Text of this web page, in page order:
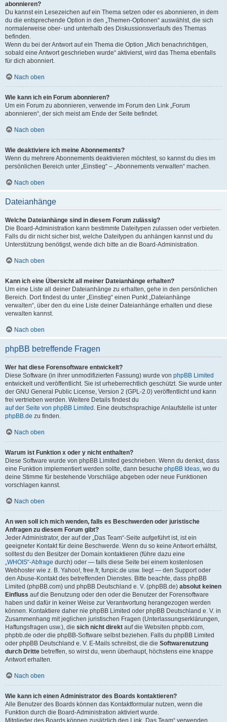
abonnieren?
Du kannst ein Lesezeichen auf ein Thema setzen oder es abonnieren, in dem
du die entsprechende Option in den „Themen-Optionen“ auswählst, die sich
normalerweise ober- und unterhalb des Diskussionsverlaufs des Themas
befinden.
Wenn du bei der Antwort auf ein Thema die Option „Mich benachrichtigen,
sobald eine Antwort geschrieben wurde“ aktivierst, wird das Thema ebenfalls
für dich abonniert.
Nach oben
Wie kann ich ein Forum abonnieren?
Um ein Forum zu abonnieren, verwende im Forum den Link „Forum
abonnieren“, der sich meist am Ende der Seite befindet.
Nach oben
Wie deaktiviere ich meine Abonnements?
Wenn du mehrere Abonnements deaktivieren möchtest, so kannst du dies im
persönlichen Bereich unter „Einstieg“ – „Abonnements verwalten“ machen.
Nach oben
Dateianhänge
Welche Dateianhänge sind in diesem Forum zulässig?
Die Board-Administration kann bestimmte Dateitypen zulassen oder verbieten.
Falls du dir nicht sicher bist, welche Dateitypen du anhängen kannst und du
Unterstützung benötigst, wende dich bitte an die Board-Administration.
Nach oben
Kann ich eine Übersicht all meiner Dateianhänge erhalten?
Um eine Liste all deiner Dateianhänge zu erhalten, gehe in den persönlichen
Bereich. Dort findest du unter „Einstieg“ einen Punkt „Dateianhänge
verwalten“, über den du eine Liste deiner Dateianhänge erhalten und diese
verwalten kannst.
Nach oben
phpBB betreffende Fragen
Wer hat diese Forensoftware entwickelt?
Diese Software (in ihrer unmodifizierten Fassung) wurde von phpBB Limited
entwickelt und veröffentlicht. Sie ist urheberrechtlich geschützt. Sie wurde unter
der GNU General Public License, Version 2 (GPL-2.0) veröffentlicht und kann
frei vertrieben werden. Weitere Details findest du
auf der Seite von phpBB Limited . Eine deutschsprachige Anlaufstelle ist unter
phpBB.de zu finden.
Nach oben
Warum ist Funktion x oder y nicht enthalten?
Diese Software wurde von phpBB Limited geschrieben. Wenn du denkst, dass
eine Funktion implementiert werden sollte, dann besuche phpBB Ideas, wo du
deine Stimme für bestehende Vorschläge abgeben oder neue Funktionen
vorschlagen kannst.
Nach oben
An wen soll ich mich wenden, falls es Beschwerden oder juristische
Anfragen zu diesem Forum gibt?
Jeder Administrator, der auf der „Das Team“-Seite aufgeführt ist, ist ein
geeigneter Kontakt für deine Beschwerde. Wenn du so keine Antwort erhältst,
solltest du den Besitzer der Domain kontaktieren (führe dazu eine
„WHOIS“-Abfrage durch) oder — falls diese Seite bei einem kostenlosen
Webhoster wie z. B. Yahoo!, free.fr, funpic.de usw. liegt — den Support oder
den Abuse-Kontakt des betreffenden Dienstes. Bitte beachte, dass phpBB
Limited (phpBB.com) und phpBB Deutschland e. V. (phpBB.de) absolut keinen
Einfluss auf die Benutzung oder den oder die Benutzer der Forensoftware
haben und dafür in keiner Weise zur Verantwortung herangezogen werden
können. Kontaktiere daher nie phpBB Limited oder phpBB Deutschland e. V. in
Zusammenhang mit jeglichen juristischen Fragen (Unterlassungserklärungen,
Haftungsfragen usw.), die sich nicht direkt auf die Websiten phpbb.com,
phpbb.de oder die phpBB-Software selbst beziehen. Falls du phpBB Limited
oder phpBB Deutschland e. V. E-Mails schreibst, die die Softwarenutzung
durch Dritte betreffen, so wirst du, wenn überhaupt, höchstens eine knappe
Antwort erhalten.
Nach oben
Wie kann ich einen Administrator des Boards kontaktieren?
Alle Benutzer des Boards können das Kontaktformular nutzen, wenn die
Funktion durch die Board-Administration aktiviert wurde.
Mitglieder des Boards können zusätzlich den Link „Das Team“ verwenden.